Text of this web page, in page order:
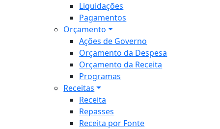
Liquidações
Pagamentos
Orçamento
Ações de Governo
Orçamento da Despesa
Orçamento da Receita
Programas
Receitas
Receita
Repasses
Receita por Fonte